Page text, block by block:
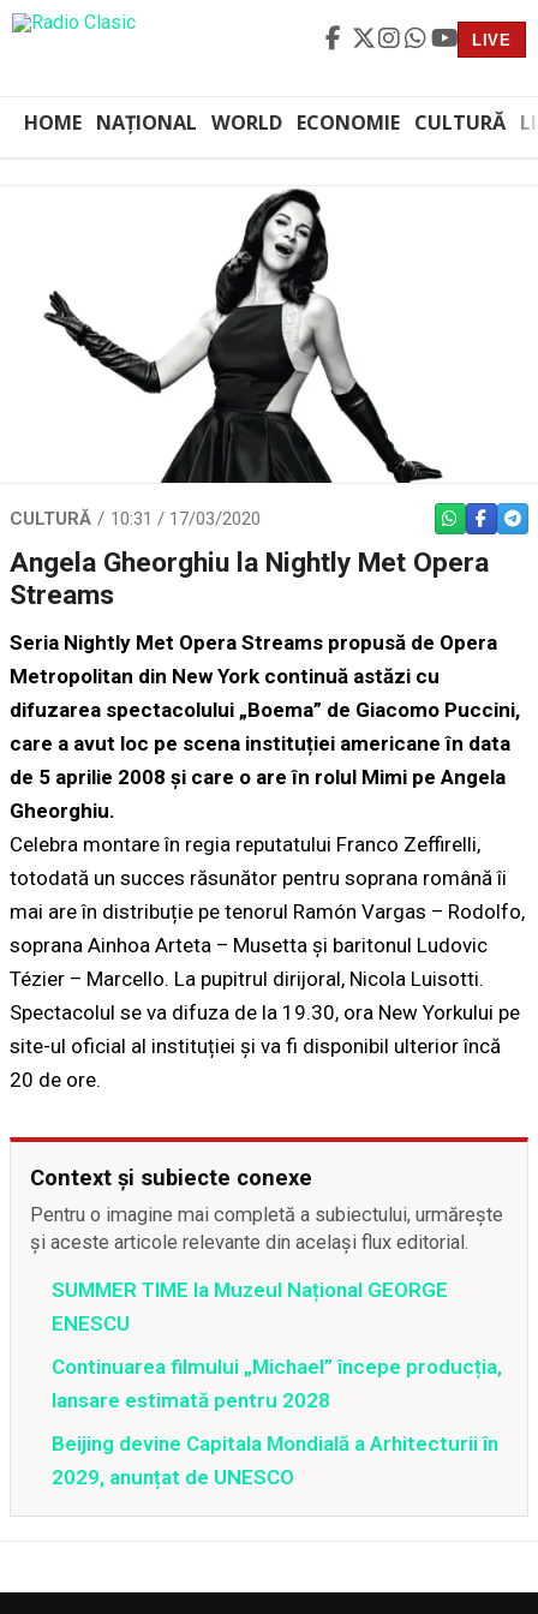
LIVE
HOME NAȚIONAL WORLD ECONOMIE CULTURĂ
CULTURĂ 10:31 / 17/03/2020 WHATSAPP
Angela Gheorghiu la Nightly Met Opera
Streams
Seria Nightly Met Opera Streams propusă de Opera
Metropolitan din New York continuă astăzi cu
difuzarea spectacolului „Boema” de Giacomo Puccini,
care a avut loc pe scena instituției americane în data
de 5 aprilie 2008 și care o are în rolul Mimi pe Angela
Gheorghiu.
Celebra montare în regia reputatului Franco Zeffirelli,
totodată un succes răsunător pentru soprana română îi
mai are în distribuție pe tenorul Ramón Vargas – Rodolfo,
soprana Ainhoa Arteta – Musetta și baritonul Ludovic
Tézier – Marcello. La pupitrul dirijoral, Nicola Luisotti.
Spectacolul se va difuza de la 19.30, ora New Yorkului pe
site-ul oficial al instituției și va fi disponibil ulterior încă
20 de ore.
Context și subiecte conexe
Pentru o imagine mai completă a subiectului, urmărește
și aceste articole relevante din același flux editorial.
SUMMER TIME la Muzeul Național GEORGE
ENESCU
Continuarea filmului „Michael” începe producția,
lansare estimată pentru 2028
Beijing devine Capitala Mondială a Arhitecturii în
2029, anunțat de UNESCO